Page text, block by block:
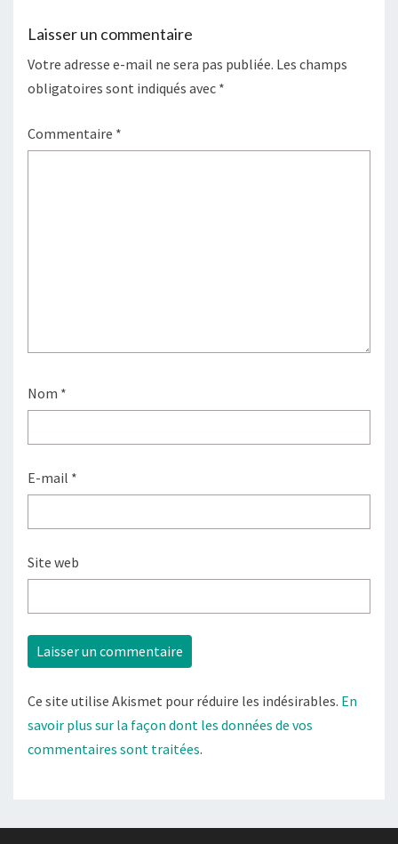
Laisser un commentaire
Votre adresse e-mail ne sera pas publiée. Les champs
obligatoires sont indiqués avec *
Commentaire *
Nom *
E-mail *
Site web
Ce site utilise Akismet pour réduire les indésirables. En
savoir plus sur la façon dont les données de vos
commentaires sont traitées.